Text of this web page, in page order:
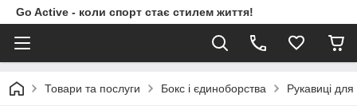
Go Active - коли спорт стає стилем життя!
Товари та послуги Бокс і єдиноборства Рукавиці для